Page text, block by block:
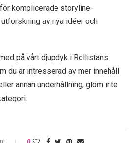
komplicerade storyline-
av nya idéer och
på vårt djupdyk i Rollistans
du är intresserad av mer innehåll
annan underhållning, glöm inte
0